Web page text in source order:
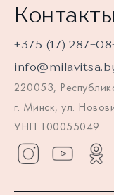
+375 (17) 287-
220053,
г. Минск, ул.
УНП 100055049